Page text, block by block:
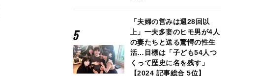
「夫婦の営みは週28回以
上」一夫多妻のヒモ男が4人
の妻たちと送る驚愕の性生
活…目標は「子ども54人つ
くって歴史に名を残す」
【2024 記事総合 5位】